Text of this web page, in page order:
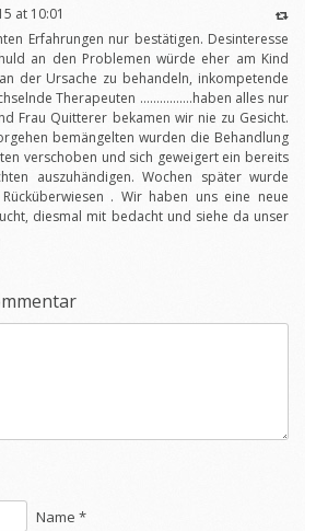
at 10:01
Erfahrungen nur bestätigen. Desinteresse
an den Problemen würde eher am Kind
der Ursache zu behandeln, inkompetende
Therapeuten …………….haben alles nur
Frau Quitterer bekamen wir nie zu Gesicht.
bemängelten wurden die Behandlung
verschoben und sich geweigert ein bereits
auszuhändigen. Wochen später wurde
. Wir haben uns eine neue
diesmal mit bedacht und siehe da unser
Name *